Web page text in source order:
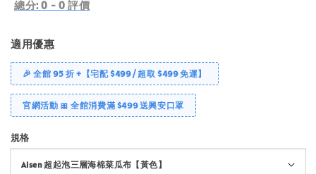
總分:0 - 0 評價
適用優惠
🎉 全館 95 折 +【宅配 $499 / 超取 $499 免運】
官網活動 🎀 全館消費滿 $499 送興安口罩
規格